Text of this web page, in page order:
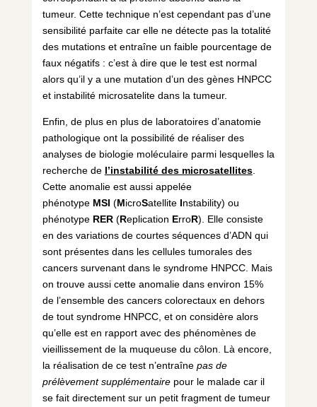
tumeur. Cette technique n’est cependant pas d’une
sensibilité parfaite car elle ne détecte pas la totalité
des mutations et entraîne un faible pourcentage de
faux négatifs : c’est à dire que le test est normal
alors qu’il y a une mutation d’un des gènes HNPCC
et instabilité microsatelite dans la tumeur.
Enfin, de plus en plus de laboratoires d’anatomie
pathologique ont la possibilité de réaliser des
analyses de biologie moléculaire parmi lesquelles la
recherche de l’instabilité des microsatellites.
Cette anomalie est aussi appelée
phénotype MSI (MicroSatellite Instability) ou
phénotype RER(Replication ErroR). Elle consiste
en des variations de courtes séquences d’ADN qui
sont présentes dans les cellules tumorales des
cancers survenant dans le syndrome HNPCC. Mais
on trouve aussi cette anomalie dans environ 15%
de l’ensemble des cancers colorectaux en dehors
de tout syndrome HNPCC, et on considère alors
qu’elle est en rapport avec des phénomènes de
vieillissement de la muqueuse du côlon. Là encore,
la réalisation de ce test n’entraîne pas de
prélèvement supplémentairepour le malade car il
se fait directement sur un petit fragment de tumeur